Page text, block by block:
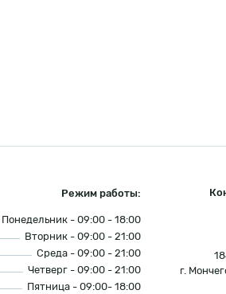
Режим работы:
Понедельник - 09:00 - 18:00
Вторник - 09:00 - 21:00
Среда - 09:00 - 21:00
Четверг - 09:00 - 21:00
Пятница - 09:00- 18:00
г.